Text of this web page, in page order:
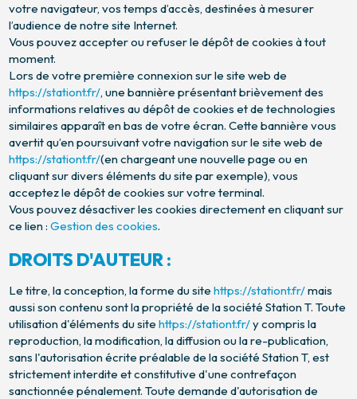
votre navigateur, vos temps d’accès, destinées à mesurer
l’audience de notre site Internet.
Vous pouvez accepter ou refuser le dépôt de cookies à tout
moment.
Lors de votre première connexion sur le site web de
https://stationt.fr/, une bannière présentant brièvement des
informations relatives au dépôt de cookies et de technologies
similaires apparaît en bas de votre écran. Cette bannière vous
avertit qu’en poursuivant votre navigation sur le site web de
https://stationt.fr/(en chargeant une nouvelle page ou en
cliquant sur divers éléments du site par exemple), vous
acceptez le dépôt de cookies sur votre terminal.
Vous pouvez désactiver les cookies directement en cliquant sur
ce lien :Gestion des cookies.
DROITS D'AUTEUR :
Le titre, la conception, la forme du sitehttps://stationt.fr/mais
aussi son contenu sont la propriété de la société Station T. Toute
utilisation d'éléments du sitehttps://stationt.fr/y compris la
reproduction, la modification, la diffusion ou la re-publication,
sans l'autorisation écrite préalable de la société Station T, est
strictement interdite et constitutive d'une contrefaçon
sanctionnée pénalement. Toute demande d'autorisation de